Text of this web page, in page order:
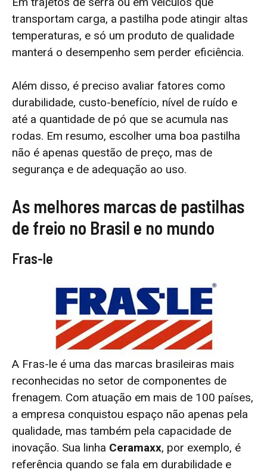
transportam carga, a pastilha pode atingir altas
temperaturas, e só um produto de qualidade
manterá o desempenho sem perder eficiência.
Além disso, é preciso avaliar fatores como
durabilidade, custo-benefício, nível de ruído e
até a quantidade de pó que se acumula nas
rodas. Em resumo, escolher uma boa pastilha
não é apenas questão de preço, mas de
segurança e de adequação ao uso.
As melhores marcas de pastilhas
de freio no Brasil e no mundo
Fras-le
A Fras-le é uma das marcas brasileiras mais
reconhecidas no setor de componentes de
frenagem. Com atuação em mais de 100 países,
a empresa conquistou espaço não apenas pela
qualidade, mas também pela capacidade de
inovação. Sua linha Ceramaxx, por exemplo, é
referência quando se fala em durabilidade e